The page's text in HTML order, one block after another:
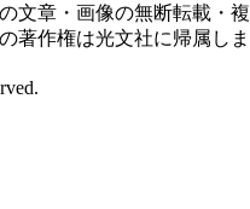
文章・画像の無断転載・複
著作権は光文社に帰属しま